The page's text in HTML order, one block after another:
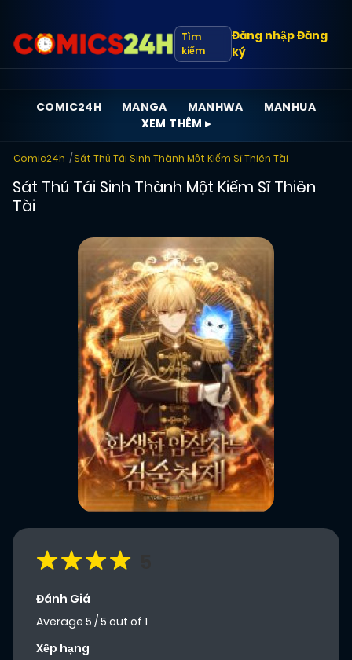
Tìm
kiếm
Đăng nhậpĐăng
ký
COMIC24H MANGA MANHWA
MANHUA
XEM THÊM ▸
Comic24h Sát Thủ Tái Sinh Thành Một Kiếm Sĩ Thiên Tài
Sát Thủ Tái Sinh Thành Một Kiếm Sĩ Thiên
Tài
Đánh Giá
Average 5 /5 out of 1
Xếp hạng